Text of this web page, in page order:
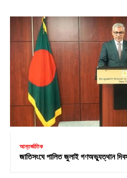
আন্তর্জাতিক
জাতিসংঘে পালিত জুলাই গণঅভ্যুত্থান